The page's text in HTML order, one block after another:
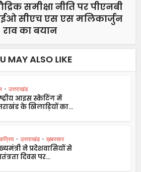
समीक्षा नीति पर पीएनबी
सीएच एस एस मलिकार्जुन
राव का बयान
MAY ALSO LIKE
• उत्तराखंड
आइस स्केटिंग में
के खिलाड़ियों का...
• उत्तराखंड • ख़बरसार
ने प्रदेशवासियों से
दिवस पर...